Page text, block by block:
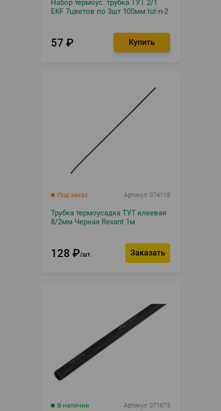
Набор термоус. трубка ТУТ 2/1
EKF 7цветов по 3шт 100мм tut-n-2
57 ₽
Под заказ Артикул 074118
Трубка термоусадка ТУТ клеевая
8/2мм Черная Rexant 1м
128 ₽ шт. Заказать
В наличии Артикул 071673